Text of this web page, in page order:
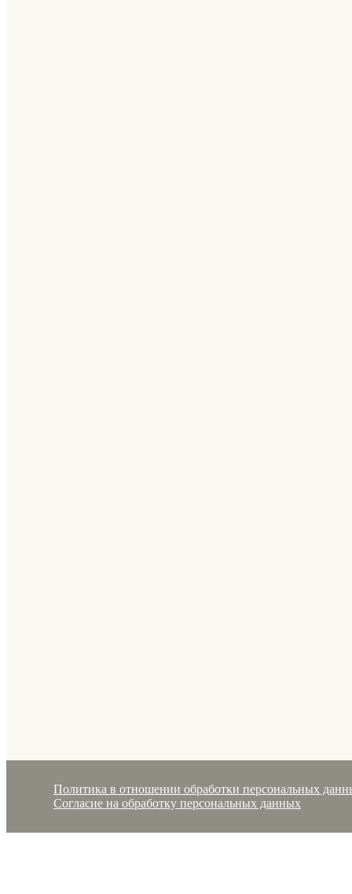
Политика в отношении обработки персональных
Согласие на обработку персональных данных